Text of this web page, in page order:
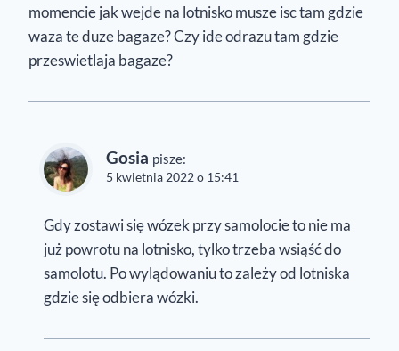
momencie jak wejde na lotnisko musze isc tam gdzie
waza te duze bagaze? Czy ide odrazu tam gdzie
przeswietlaja bagaze?
Gosia pisze:
5 kwietnia 2022 o 15:41
Gdy zostawi się wózek przy samolocie to nie ma
już powrotu na lotnisko, tylko trzeba wsiąść do
samolotu. Po wylądowaniu to zależy od lotniska
gdzie się odbiera wózki.